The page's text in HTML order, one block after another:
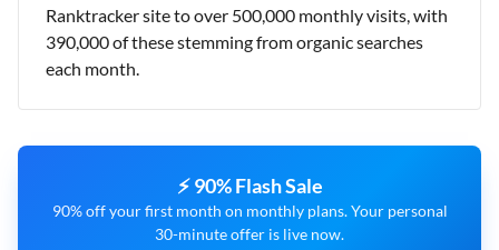
Ranktracker site to over 500,000 monthly visits, with
390,000 of these stemming from organic searches
each month.
⚡ 90% Flash Sale
90% off your first month on monthly plans. Your personal
30-minute offer is live now.